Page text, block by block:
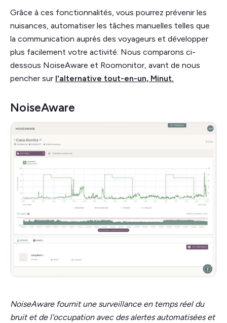
Grâce à ces fonctionnalités, vous pourrez prévenir les
nuisances, automatiser les tâches manuelles telles que
la communication auprès des voyageurs et développer
plus facilement votre activité. Nous comparons ci-
dessous NoiseAware et Roomonitor, avant de nous
pencher sur l'alternative tout-en-un, Minut.
NoiseAware
NoiseAware fournit une surveillance en temps réel du
bruit et de l'occupation avec des alertes automatisées et